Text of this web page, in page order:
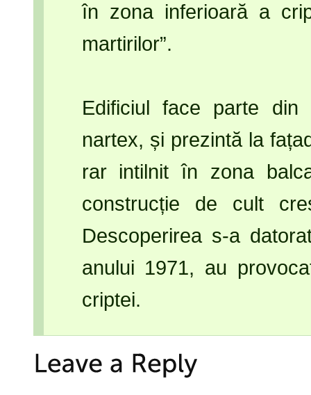
în zona inferioară a
martirilor”.
Edificiul face parte
nartex, și prezintă la
rar intilnit în zona
construcție de cult
Descoperirea s-a
anului 1971, au
criptei.